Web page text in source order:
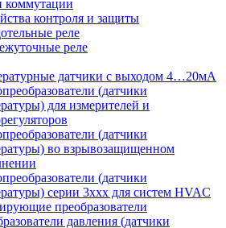
коммутации
контроля и защиты
реле
реле
датчики с выходом 4…20мА
(датчики
для измерителей и
(датчики
во взрывозащищенном
(датчики
серии 3ххх для систем HVAC
преобразователи
давления (датчики